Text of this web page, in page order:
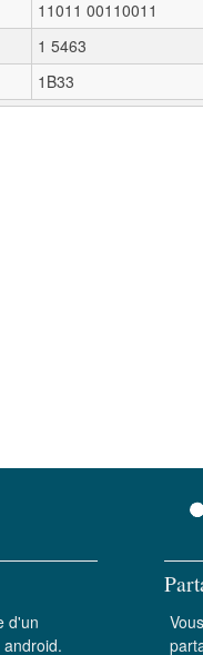
11011 00110011
1 5463
1B33
d'un